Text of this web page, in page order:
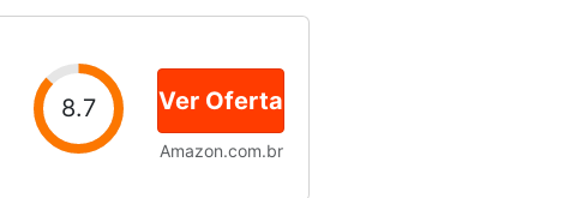
8.7 Ver Oferta
Amazon.com.br